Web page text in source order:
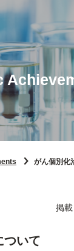
がん個別化
掲
ついて